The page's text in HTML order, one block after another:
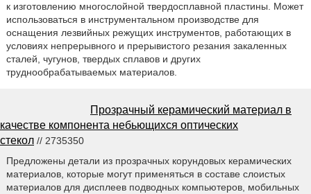
к изготовлению многослойной твердосплавной пластины. Может
использоваться в инструментальном производстве для
оснащения лезвийных режущих инструментов, работающих в
условиях непрерывного и прерывистого резания закаленных
сталей, чугунов, твердых сплавов и других
труднообрабатываемых материалов.
Прозрачный керамический материал в
качестве компонента небьющихся оптических
стекол // 2735350
Предложены детали из прозрачных корундовых керамических
материалов, которые могут применяться в составе слоистых
материалов для дисплеев подводных компьютеров, мобильных